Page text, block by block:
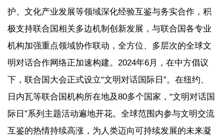
护、文化产业发展等领域深化经验互鉴与务实合作，积
极支持联合国相关多边机制创新发展，与联合国各专业
机构加强重点领域协作联动，全方位、多层次的全球文
明对话合作网络正加速构建。2024年6月，在中方倡议
下，联合国大会正式设立“文明对话国际日”。在纽约、
日内瓦等联合国机构所在地及80多个国家，“文明对话国
际日”系列主题活动遍地开花。全球范围内参与文明交流
互鉴的热情持续高涨，为人类迈向可持续发展的未来凝